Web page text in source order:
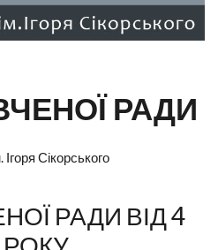
РАДИ
Сікорського
РАДИ ВІД 4